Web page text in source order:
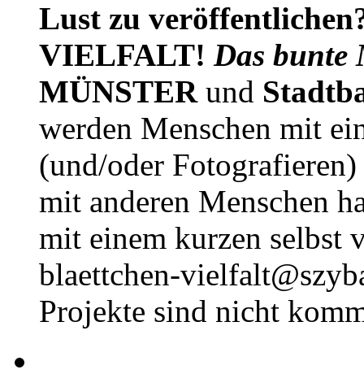
Lust zu
VIELFALT! Das bunte
MÜNSTERund
werden Menschen mit
(und/oder
mit anderen Menschen
mit einem kurzen selbst
blaettchen-
Projekte sind nicht